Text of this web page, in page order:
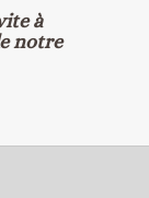
à
notre